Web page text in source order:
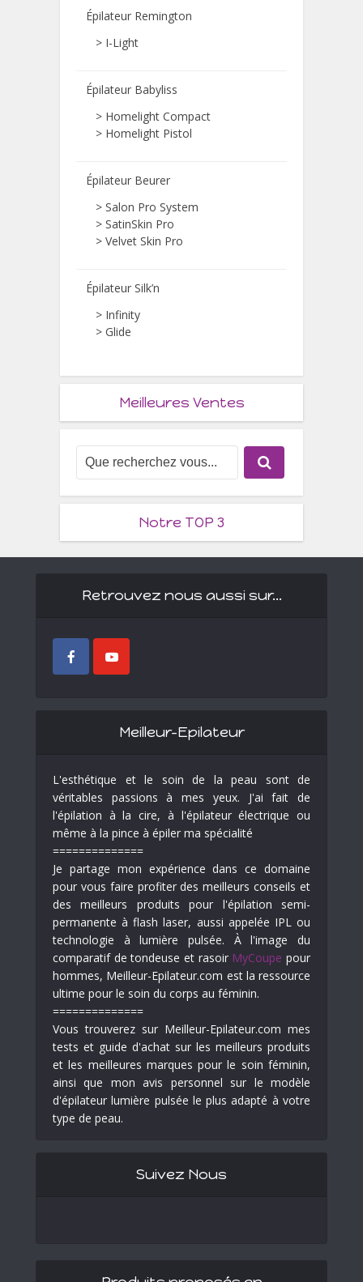
Épilateur Remington
> I-Light
Épilateur Babyliss
> Homelight Compact
> Homelight Pistol
Épilateur Beurer
> Salon Pro System
> SatinSkin Pro
> Velvet Skin Pro
Épilateur Silk’n
> Infinity
> Glide
Meilleures Ventes
Notre TOP 3
Retrouvez nous aussi sur…
Meilleur-Epilateur
L'esthétique et le soin de la peau sont de
véritables passions à mes yeux. J'ai fait de
l'épilation à la cire, à l'épilateur électrique ou
même à la pince à épiler ma spécialité
==============
Je partage mon expérience dans ce domaine
pour vous faire profiter des meilleurs conseils et
des meilleurs produits pour l'épilation semi-
permanente à flash laser, aussi appelée IPL ou
technologie à lumière pulsée. À l'image du
comparatif de tondeuse et rasoir MyCoupe pour
hommes, Meilleur-Epilateur.com est la ressource
ultime pour le soin du corps au féminin.
==============
Vous trouverez sur Meilleur-Epilateur.com mes
tests et guide d'achat sur les meilleurs produits
et les meilleures marques pour le soin féminin,
ainsi que mon avis personnel sur le modèle
d'épilateur lumière pulsée le plus adapté à votre
type de peau.
Suivez Nous